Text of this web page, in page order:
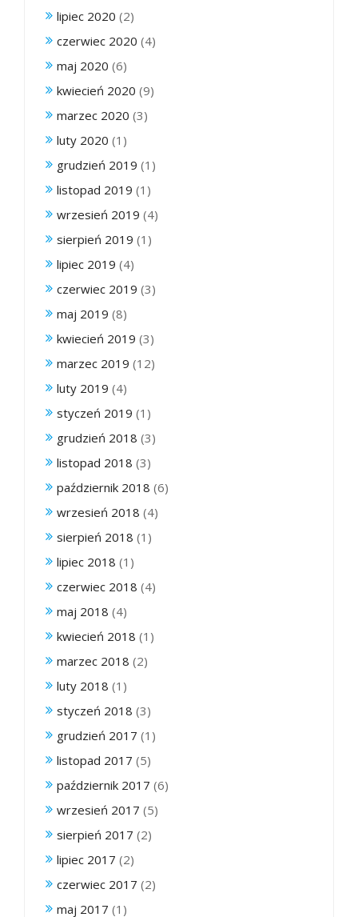
lipiec 2020 (2)
czerwiec 2020 (4)
maj 2020 (6)
kwiecień 2020 (9)
marzec 2020 (3)
luty 2020 (1)
grudzień 2019 (1)
listopad 2019 (1)
wrzesień 2019 (4)
sierpień 2019 (1)
lipiec 2019 (4)
czerwiec 2019 (3)
maj 2019 (8)
kwiecień 2019 (3)
marzec 2019 (12)
luty 2019 (4)
styczeń 2019 (1)
grudzień 2018 (3)
listopad 2018 (3)
październik 2018 (6)
wrzesień 2018 (4)
sierpień 2018 (1)
lipiec 2018 (1)
czerwiec 2018 (4)
maj 2018 (4)
kwiecień 2018 (1)
marzec 2018 (2)
luty 2018 (1)
styczeń 2018 (3)
grudzień 2017 (1)
listopad 2017 (5)
październik 2017 (6)
wrzesień 2017 (5)
sierpień 2017 (2)
lipiec 2017 (2)
czerwiec 2017 (2)
maj 2017 (1)